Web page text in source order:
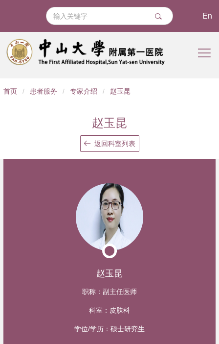
En
导
首页 / 患者服务 / 专家介绍 / 赵玉昆
赵玉昆
返回科室列表
赵玉昆
职称： 副主任医师
科室： 皮肤科
学位/学历： 硕士研究生